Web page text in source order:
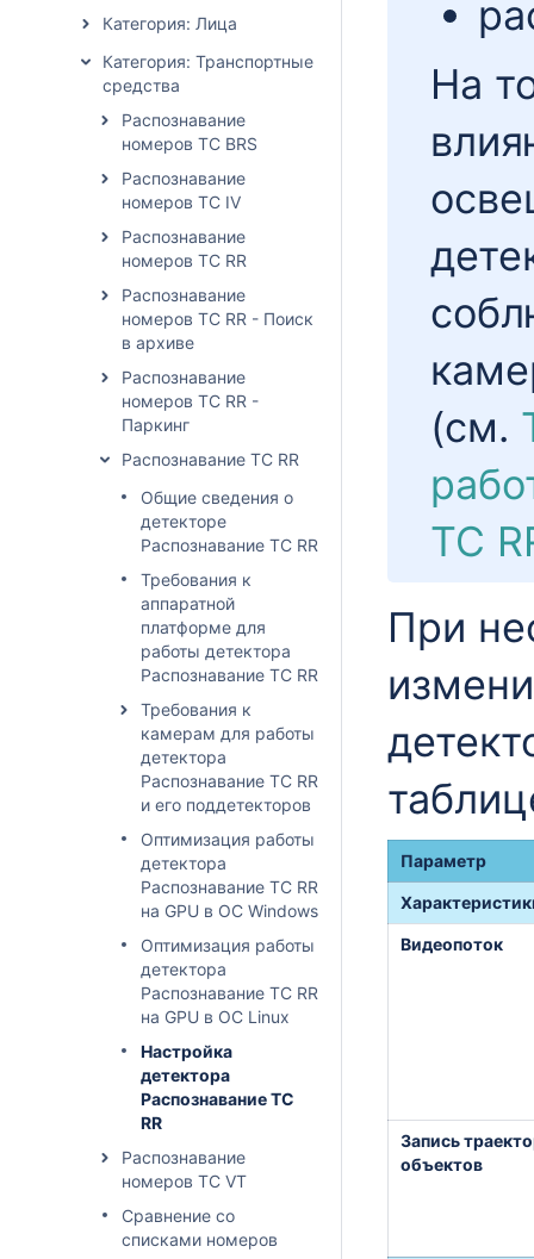
Категория: Лица
Категория: Транспортные
средства
Распознавание
номеров ТС BRS
Распознавание
номеров ТС IV
Распознавание
номеров ТС RR
Распознавание
номеров ТС RR - Поиск
в архиве
Распознавание
номеров ТС RR -
Паркинг
Распознавание ТС RR
Общие сведения о
детекторе
Распознавание ТС RR
Требования к
аппаратной
платформе для
работы детектора
Распознавание ТС RR
Требования к
камерам для работы
детектора
Распознавание ТС RR
и его поддетекторов
Оптимизация работы
детектора
Распознавание ТС RR
на GPU в ОС Windows
Оптимизация работы
детектора
Распознавание ТС RR
на GPU в ОС Linux
Настройка
детектора
Распознавание TC
RR
Распознавание
номеров ТС VT
Сравнение со
списками номеров
На
(см.
ТС
При
Параметр
Видеопоток
Запись
объектов